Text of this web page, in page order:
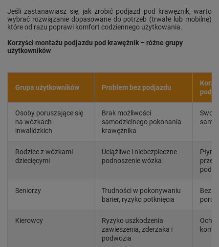
Jeśli zastanawiasz się, jak zrobić podjazd pod krawężnik, warto
wybrać rozwiązanie dopasowane do potrzeb (trwałe lub mobilne)
które od razu poprawi komfort codziennego użytkowania.
Korzyści montażu podjazdu pod krawężnik – różne grupy
użytkowników
Grupa użytkowników Problem bez podjazdu
Osoby poruszające się
na wózkach
inwalidzkich
Brak możliwości
samodzielnego pokonania
krawężnika
Rodzice z wózkami
dziecięcymi
Uciążliwe i niebezpieczne
podnoszenie wózka
Seniorzy
Trudności w pokonywaniu
barier, ryzyko potknięcia
Kierowcy
Ryzyko uszkodzenia
zawieszenia, zderzaka i
podwozia